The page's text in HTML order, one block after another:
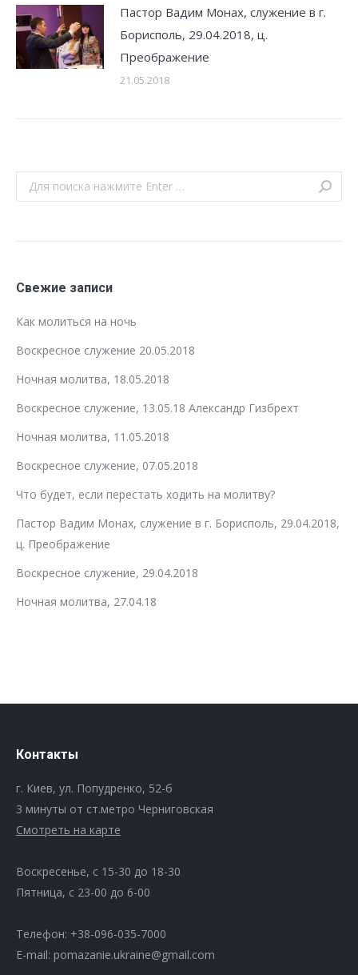
Пастор Вадим Монах, служение в г.
Борисполь, 29.04.2018, ц.
Преображение
21.05.2018
Search:
Свежие записи
Как молиться на ночь
Воскресное служение 20.05.2018
Ночная молитва, 18.05.2018
Воскресное служение, 13.05.18 Александр Гизбрехт
Ночная молитва, 11.05.2018
Воскресное служение, 07.05.2018
Что будет, если перестать ходить на молитву?
Пастор Вадим Монах, служение в г. Борисполь, 29.04.2018,
ц. Преображение
Воскресное служение, 29.04.2018
Ночная молитва, 27.04.18
Контакты
г. Киев, ул. Попудренко, 52-б
3 минуты от ст.метро Черниговская
Смотреть на карте
Воскресенье, с 15-30 до 18-30
Пятница, с 23-00 до 6-00
Телефон: +38-096-035-7000
E-mail: pomazanie.ukraine@gmail.com